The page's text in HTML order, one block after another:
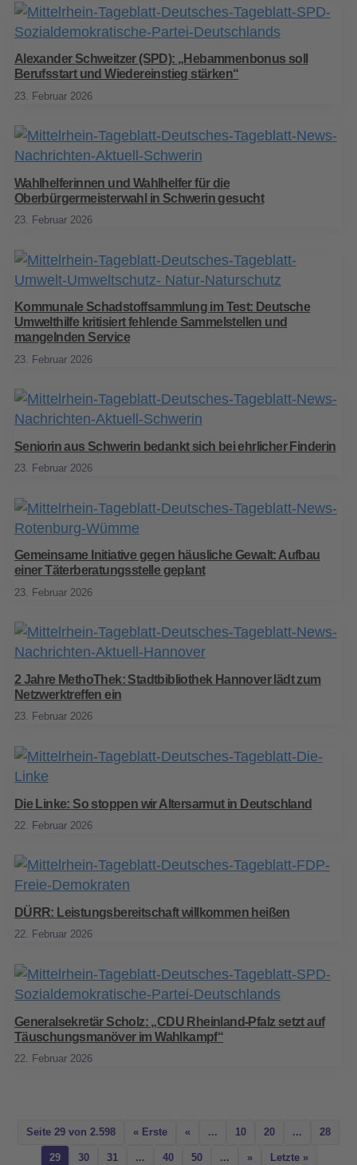
Alexander Schweitzer (SPD): „Hebammenbonus soll
Berufsstart und Wiedereinstieg stärken“
23. Februar 2026
Wahlhelferinnen und Wahlhelfer für die
Oberbürgermeisterwahl in Schwerin gesucht
23. Februar 2026
Kommunale Schadstoffsammlung im Test: Deutsche
Umwelthilfe kritisiert fehlende Sammelstellen und
mangelnden Service
23. Februar 2026
Seniorin aus Schwerin bedankt sich bei ehrlicher Finderin
23. Februar 2026
Gemeinsame Initiative gegen häusliche Gewalt: Aufbau
einer Täterberatungsstelle geplant
23. Februar 2026
2 Jahre MethoThek: Stadtbibliothek Hannover lädt zum
Netzwerktreffen ein
23. Februar 2026
Die Linke: So stoppen wir Altersarmut in Deutschland
22. Februar 2026
DÜRR: Leistungsbereitschaft willkommen heißen
22. Februar 2026
Generalsekretär Scholz: „CDU Rheinland-Pfalz setzt auf
Täuschungsmanöver im Wahlkampf“
22. Februar 2026
Seite 29 von 2.598 « Erste « ... 10 20 ... 28
29 30 31 ... 40 50 ... » Letzte »